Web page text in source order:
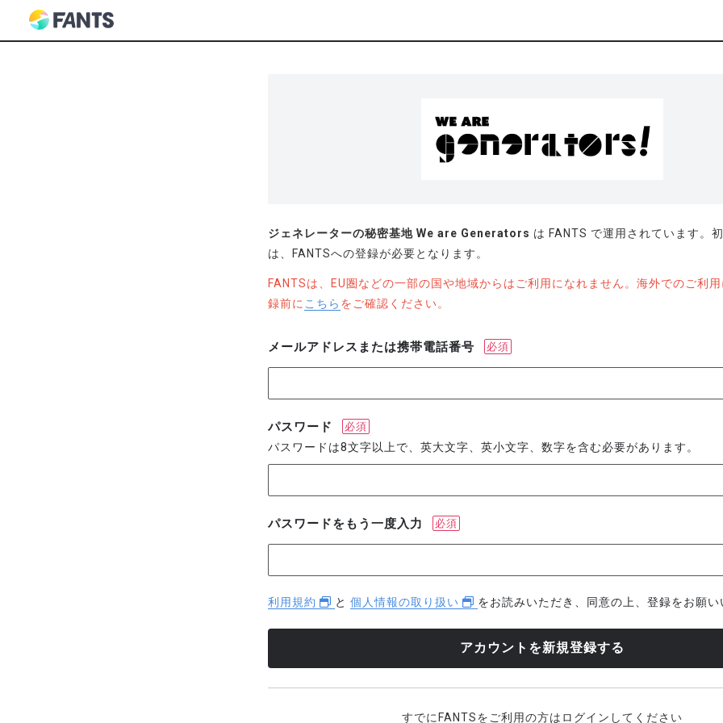
ジェネレーターの秘密基地 We are Generators は FANTS で運用されています。
は、FANTSへの登録が必要となります。
FANTSは、EU圏などの一部の国や地域からはご利用になれません。海外でのご利
録前に こちら をご確認ください。
メールアドレスまたは携帯電話番号 必須
パスワード 必須
パスワードは8文字以上で、英大文字、英小文字、数字を含む必要があります。
パスワードをもう一度入力 必須
利用規約 と 個人情報の取り扱い をお読みいただき、同意の上、登録をお願い
すでにFANTSをご利用の方はログインしてください